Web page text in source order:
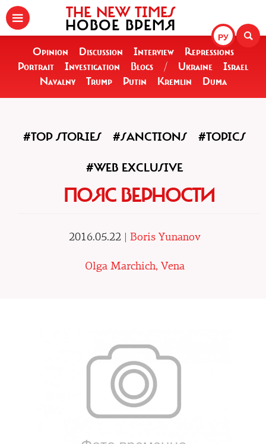
РУ
THE NEW TIMES
НОВОЕ ВРЕМЯ
Opinion Discussion Interview
Repressions
Portrait
Investigation Blogs / Ukraine
Israel
Navalny
Trump Putin Kremlin Duma
#TOP STORIES #SANCTIONS #TOPICS
#WEB EXCLUSIVE
ПОЯС ВЕРНОСТИ
2016.05.22 | Boris Yunanov
Olga Marchich, Vena